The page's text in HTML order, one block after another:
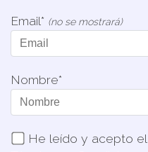
Email* (no se mostrará)
Nombre*
He leído y acepto el